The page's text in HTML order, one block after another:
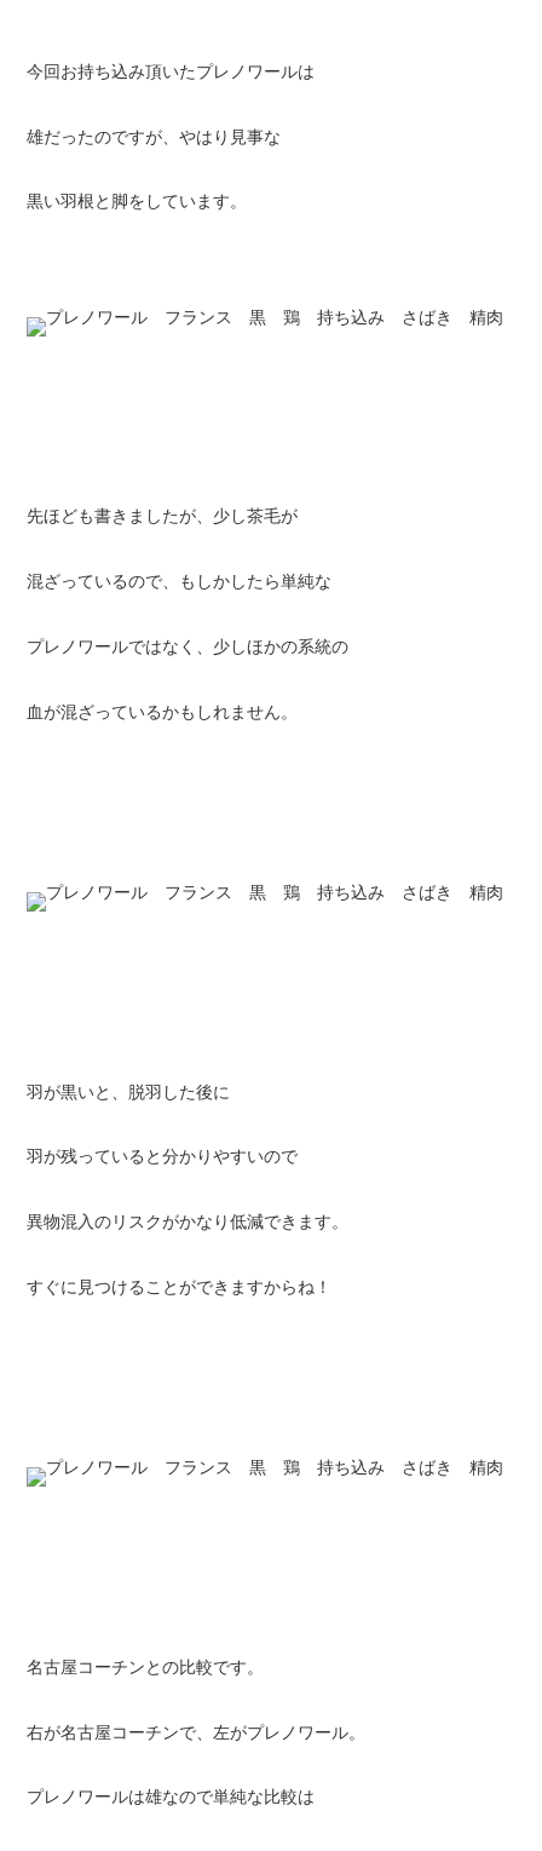
今回お持ち込み頂いたプレノワールは
雄だったのですが、やはり見事な
黒い羽根と脚をしています。
先ほども書きましたが、少し茶毛が
混ざっているので、もしかしたら単純な
プレノワールではなく、少しほかの系統の
血が混ざっているかもしれません。
羽が黒いと、脱羽した後に
羽が残っていると分かりやすいので
異物混入のリスクがかなり低減できます。
すぐに見つけることができますからね！
名古屋コーチンとの比較です。
右が名古屋コーチンで、左がプレノワール。
プレノワールは雄なので単純な比較は